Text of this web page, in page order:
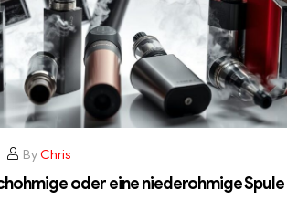
Gem Einweg-Vape 600 Puffs
€3.25
ByChris
oder eine niederohmige Spule